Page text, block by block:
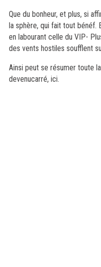
Que du bonheur, et plus, si
la sphère, qui fait tout bénéf.
en labourant celle du VIP-
des vents hostiles soufflent
Ainsi peut se résumer toute
devenucarré, ici.